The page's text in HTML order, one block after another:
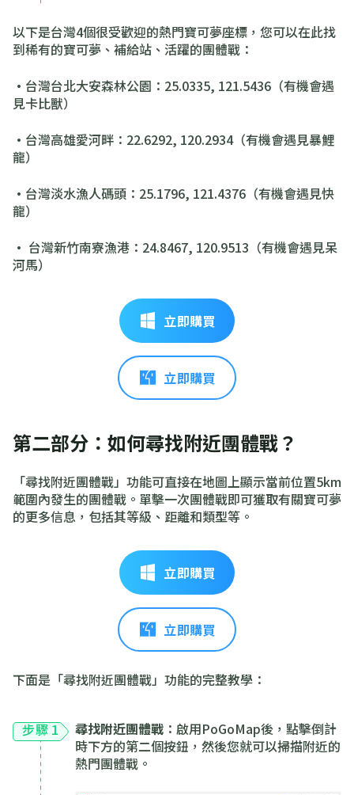
以下是台灣4個很受歡迎的熱門寶可夢座標，您可以在此找
到稀有的寶可夢、補給站、活躍的團體戰：
·台灣台北大安森林公園：25.0335, 121.5436（有機會遇
見卡比獸）
·台灣高雄愛河畔：22.6292, 120.2934（有機會遇見暴鯉
龍）
·台灣淡水漁人碼頭：25.1796, 121.4376（有機會遇見快
龍）
· 台灣新竹南寮漁港：24.8467, 120.9513（有機會遇見呆
河馬）
立即購買
立即購買
第二部分：如何尋找附近團體戰？
「尋找附近團體戰」功能可直接在地圖上顯示當前位置5km
範圍內發生的團體戰。單擊一次團體戰即可獲取有關寶可夢
的更多信息，包括其等級、距離和類型等。
立即購買
立即購買
下面是「尋找附近團體戰」功能的完整教學：
步驟 1 尋找附近團體戰 ：啟用PoGoMap後，點擊倒計
時下方的第二個按鈕，然後您就可以掃描附近的
熱門團體戰。